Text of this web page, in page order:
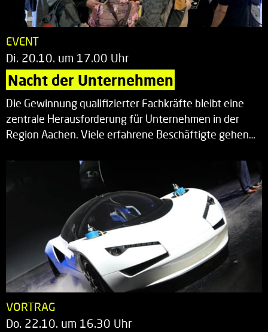
EVENT
Di. 20.10. um 17.00 Uhr
Nacht der Unternehmen
Die Gewinnung qualifizierter Fachkräfte bleibt eine
zentrale Herausforderung für Unternehmen in der
Region Aachen. Viele erfahrene Beschäftigte gehen…
VORTRAG
Do. 22.10. um 16.30 Uhr